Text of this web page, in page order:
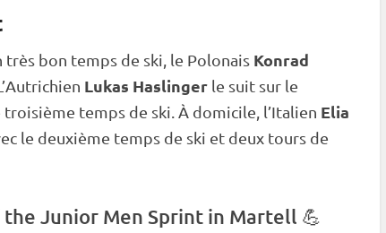
très bon temps de ski, le Polonais Konrad
L’Autrichien Lukas Haslinger le suit sur le
temps de ski. À domicile, l’Italien Elia
le deuxième temps de ski et deux tours de
Junior Men Sprint in Martell 💪